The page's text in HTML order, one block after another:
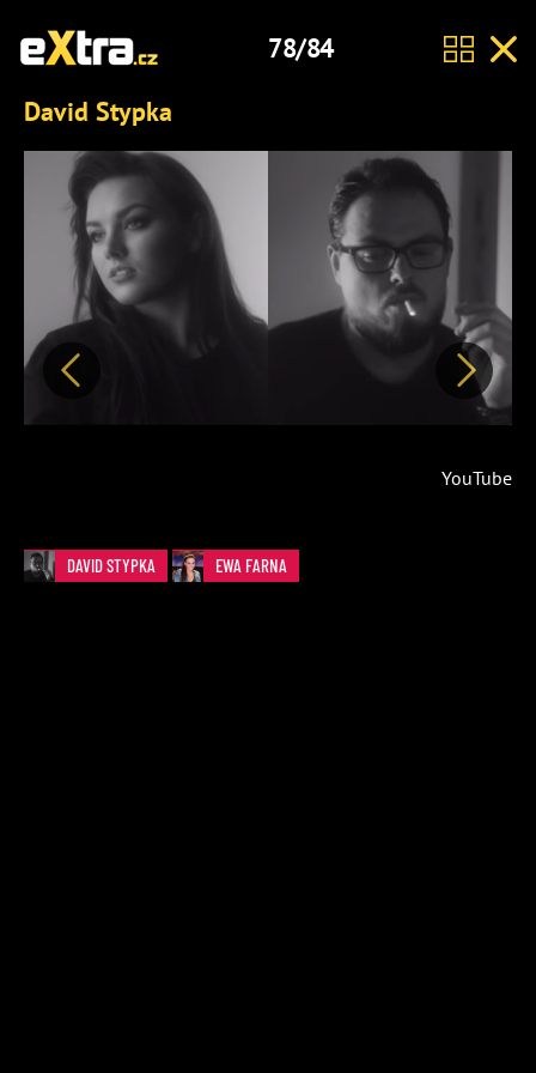
78/84
David Stypka
Předchozí Další
YouTube
DAVID STYPKA EWA FARNA